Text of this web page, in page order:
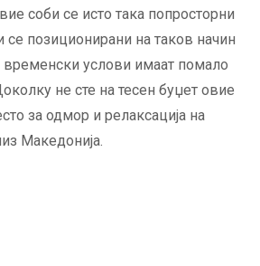
соби се исто така попросторни
се позиционирани на таков начин
услови имаат помало
не сте на тесен буџет овие
за одмор и релаксација на
Македонија.